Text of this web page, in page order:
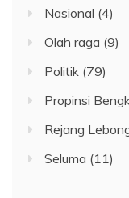
Nasional (4)
Olah raga (9)
Politik (79)
Propinsi
Rejang
Seluma (11)